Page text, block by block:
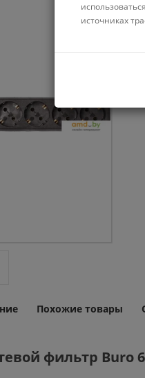
Похожие товары
фильтр Buro
источниках